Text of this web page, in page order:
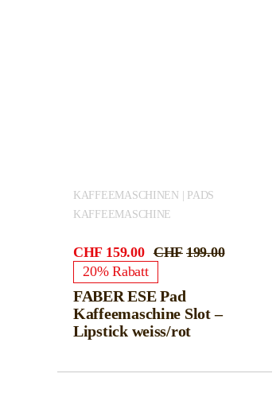
KAFFEEMASCHINEN | PADS
KAFFEEMASCHINE
CHF 199.00
CHF 159.00
Aktueller
20% Rabatt
FABER ESE Pad
Kaffeemaschine Slot –
Lipstick weiss/rot